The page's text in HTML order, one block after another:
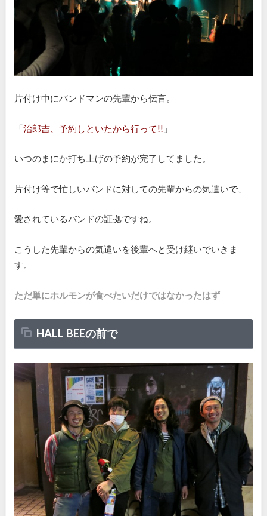
片付け中にバンドマンの先輩から伝言。
「治郎吉、予約しといたから行って!! 」
いつのまにか打ち上げの予約が完了してました。
片付け等で忙しいバンドに対しての先輩からの気遣いで、
愛されているバンドの証拠ですね。
こうした先輩からの気遣いを後輩へと受け継いでいきま
す。
ただ単にホルモンが食べたいだけではなかったはず
HALL BEEの前で